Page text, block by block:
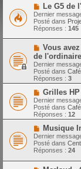
N
o
u
v
e
a
u
m
e
s
s
a
g
e
Le G5 de
Dernier
Posté dans
Réponses : 145
N
u
v
e
a
u
m
e
s
s
a
g
e
Vous
de
Dernier
Posté dans
Réponses : 3
N
o
u
v
e
a
u
m
e
s
s
Grilles
Dernier
Posté dans
Réponses : 12
N
o
u
v
e
a
Musique
Dernier
Posté dans
Réponses : 24